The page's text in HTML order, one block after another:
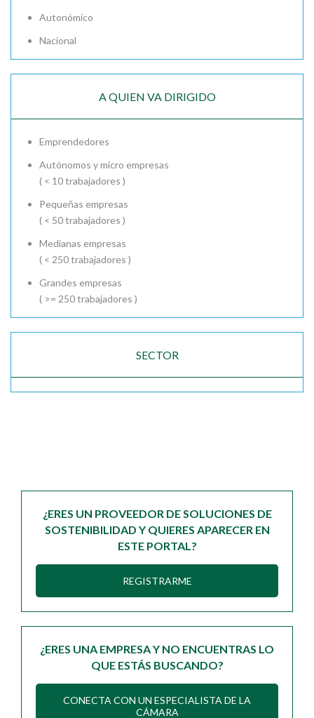
Autonómico
Nacional
A QUIEN VA DIRIGIDO
Emprendedores
Autónomos y micro empresas
( < 10 trabajadores )
Pequeñas empresas
( < 50 trabajadores )
Medianas empresas
( < 250 trabajadores )
Grandes empresas
( >= 250 trabajadores )
SECTOR
¿ERES UN PROVEEDOR DE SOLUCIONES DE
SOSTENIBILIDAD Y QUIERES APARECER EN
ESTE PORTAL?
REGISTRARME
¿ERES UNA EMPRESA Y NO ENCUENTRAS LO
QUE ESTÁS BUSCANDO?
CONECTA CON UN ESPECIALISTA DE LA
CÁMARA